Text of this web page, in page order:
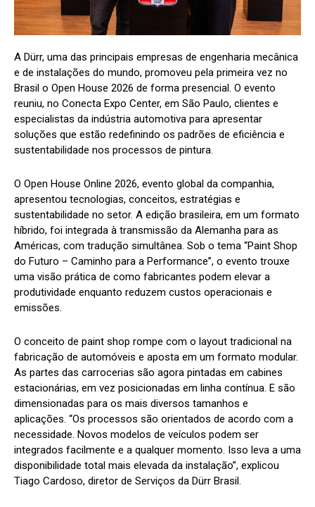
A Dürr, uma das principais empresas de engenharia mecânica
e de instalações do mundo, promoveu pela primeira vez no
Brasil o Open House 2026 de forma presencial. O evento
reuniu, no Conecta Expo Center, em São Paulo, clientes e
especialistas da indústria automotiva para apresentar
soluções que estão redefinindo os padrões de eficiência e
sustentabilidade nos processos de pintura.
O Open House Online 2026, evento global da companhia,
apresentou tecnologias, conceitos, estratégias e
sustentabilidade no setor. A edição brasileira, em um formato
híbrido, foi integrada à transmissão da Alemanha para as
Américas, com tradução simultânea. Sob o tema “Paint Shop
do Futuro – Caminho para a Performance”, o evento trouxe
uma visão prática de como fabricantes podem elevar a
produtividade enquanto reduzem custos operacionais e
emissões.
O conceito de paint shop rompe com o layout tradicional na
fabricação de automóveis e aposta em um formato modular.
As partes das carrocerias são agora pintadas em cabines
estacionárias, em vez posicionadas em linha contínua. E são
dimensionadas para os mais diversos tamanhos e
aplicações. “Os processos são orientados de acordo com a
necessidade. Novos modelos de veículos podem ser
integrados facilmente e a qualquer momento. Isso leva a uma
disponibilidade total mais elevada da instalação”, explicou
Tiago Cardoso, diretor de Serviços da Dürr Brasil.